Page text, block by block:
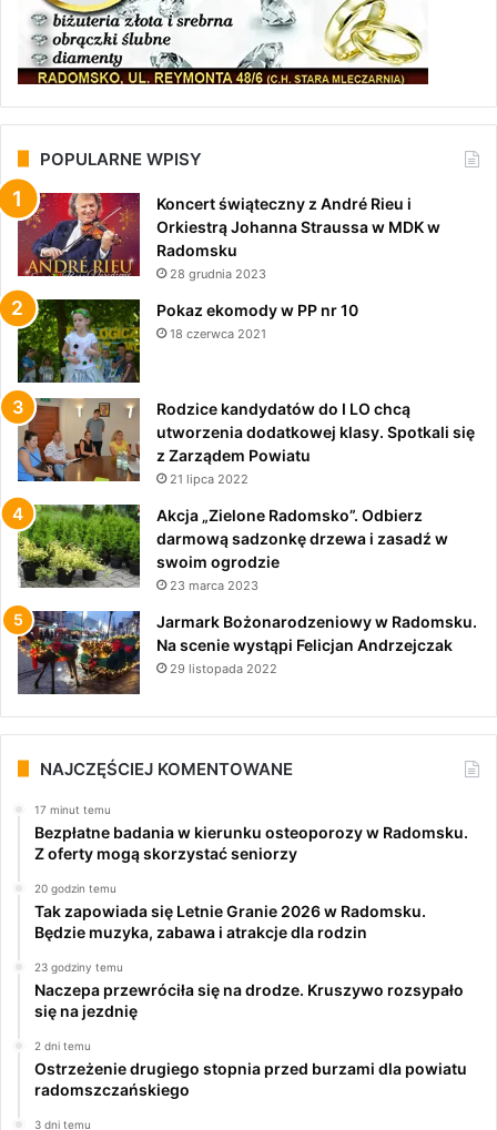
POPULARNE WPISY
Koncert świąteczny z André Rieu i
Orkiestrą Johanna Straussa w MDK w
Radomsku
28 grudnia 2023
Pokaz ekomody w PP nr 10
18 czerwca 2021
Rodzice kandydatów do I LO chcą
utworzenia dodatkowej klasy. Spotkali się
z Zarządem Powiatu
21 lipca 2022
Akcja „Zielone Radomsko”. Odbierz
darmową sadzonkę drzewa i zasadź w
swoim ogrodzie
23 marca 2023
Jarmark Bożonarodzeniowy w Radomsku.
Na scenie wystąpi Felicjan Andrzejczak
29 listopada 2022
NAJCZĘŚCIEJ KOMENTOWANE
17 minut temu
Bezpłatne badania w kierunku osteoporozy w Radomsku.
Z oferty mogą skorzystać seniorzy
20 godzin temu
Tak zapowiada się Letnie Granie 2026 w Radomsku.
Będzie muzyka, zabawa i atrakcje dla rodzin
23 godziny temu
Naczepa przewróciła się na drodze. Kruszywo rozsypało
się na jezdnię
2 dni temu
Ostrzeżenie drugiego stopnia przed burzami dla powiatu
radomszczańskiego
3 dni temu